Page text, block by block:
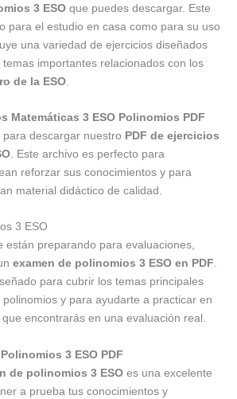
3 ESO que puedes descargar. Este
para el estudio en casa como para su uso
una variedad de ejercicios diseñados
importantes relacionados con los
de la ESO
Matemáticas 3 ESO Polinomios PDF
descargar nuestro PDF de ejercicios
. Este archivo es perfecto para
reforzar sus conocimientos y para
material didáctico de calidad.
3 ESO
están preparando para evaluaciones,
examen de polinomios 3 ESO en PDF.
para cubrir los temas principales
y para ayudarte a practicar en
encontrarás en una evaluación real.
3 ESO PDF
de polinomios 3 ESO es una excelente
a prueba tus conocimientos y